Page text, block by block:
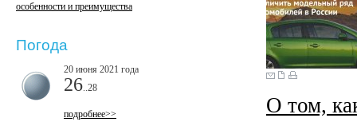
О том,
особенности и преимущества
Погода
20 июня 2021 года
26 ..28
подробнее>>